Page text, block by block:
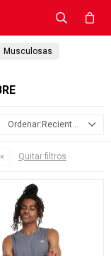
Musculosas
Recientes
Quitar filtros